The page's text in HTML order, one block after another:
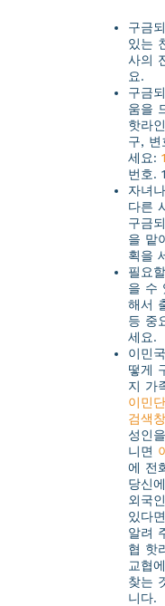
구금
있는
사의
요.
구금
움을
핫라
구, 변
세요:
번호. 1
자녀
다른
구금
을 맡
획을
필요
을 수
해서
등 중
세요.
이민
떻게
지 가
이민
검색창
성인
니면
에 전
당신
외국
있다
알려
협 핫
교협
찾는
니다.